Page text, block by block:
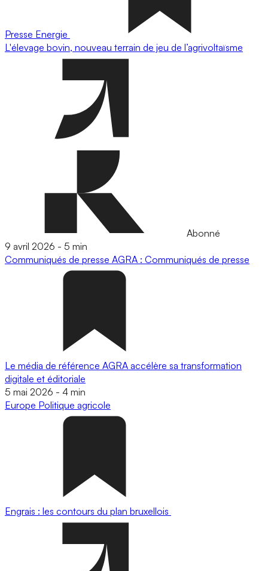
Presse Energie
L'élevage bovin, nouveau terrain de jeu de l’agrivoltaïsme
Abonné
9 avril 2026 - 5 min
Communiqués de presse AGRA : Communiqués de presse
Le média de référence AGRA accélère sa transformation
digitale et éditoriale
5 mai 2026 - 4 min
Europe Politique agricole
Engrais : les contours du plan bruxellois